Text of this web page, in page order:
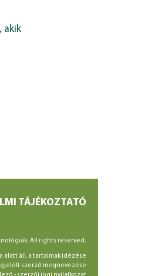
akik
TÁJÉKOZTATÓ
All rights reserved.
alatt áll, a tartalmak idézése
szerző megnevezése